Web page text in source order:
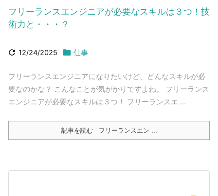
フリーランスエンジニアが必要なスキルは３つ！技
術力と・・・？
 12/24/2025  仕事
フリーランスエンジニアになりたいけど、どんなスキルが必
要なのかな？ こんなことが気がかりですよね。 フリーランス
エンジニアが必要なスキルは３つ！ フリーランスエ ...
記事を読む フリーランスエン ...